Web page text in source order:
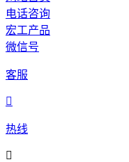
电话咨询
宏工产品
微信号
客服

热线
